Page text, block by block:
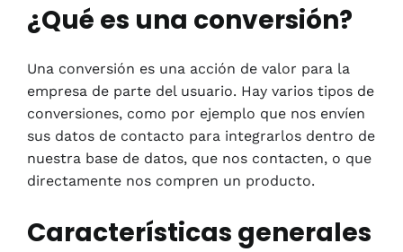
¿Qué es una conversión?
Una conversión es una acción de valor para la
empresa de parte del usuario. Hay varios tipos de
conversiones, como por ejemplo que nos envíen
sus datos de contacto para integrarlos dentro de
nuestra base de datos, que nos contacten, o que
directamente nos compren un producto.
Características generales